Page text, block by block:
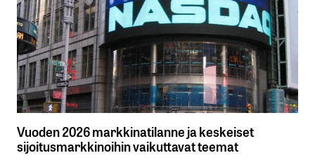
Vuoden 2026 markkinatilanne ja keskeiset
sijoitusmarkkinoihin vaikuttavat teemat